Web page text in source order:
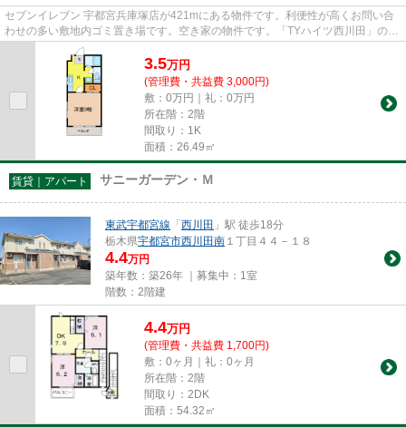
セブンイレブン 宇都宮兵庫塚店が421mにある物件です。利便性が高くお問い合
わせの多い敷地内ゴミ置き場です。空き家の物件です。「TYハイツ西川田」のこ
こがイチオシ。サトーホーム ...
3.5万円
(管理費・共益費 3,000円)
敷：0万円｜礼：0万円
所在階：2階
間取り：1K
面積：26.49㎡
賃貸｜アパート サニーガーデン・Ｍ
東武宇都宮線 「西川田 」駅 徒歩18分
栃木県宇都宮市西川田南 １丁目４４－１８
4.4万円
築年数：築26年 ｜募集中： 1室
階数：2階建
4.4万円
(管理費・共益費 1,700円)
敷：0ヶ月｜礼：0ヶ月
所在階：2階
間取り：2DK
面積：54.32㎡